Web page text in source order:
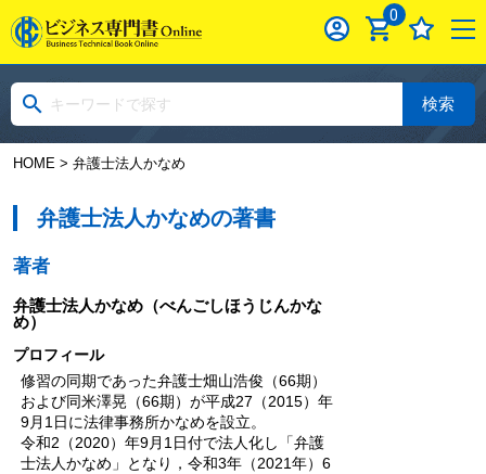
0
検索
HOME> 弁護士法人かなめ
弁護士法人かなめの著書
著者
弁護士法人かなめ（べんごしほうじんかな
め）
プロフィール
修習の同期であった弁護士畑山浩俊（66期）
および同米澤晃（66期）が平成27（2015）年
9月1日に法律事務所かなめを設立。
令和2（2020）年9月1日付で法人化し「弁護
士法人かなめ」となり，令和3年（2021年）6